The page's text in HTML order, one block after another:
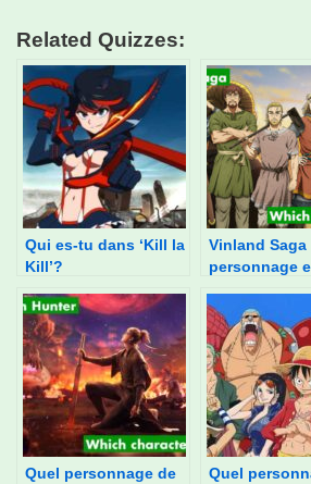
Related Quizzes:
Qui es-tu dans ‘Kill la
Kill’?
Vinland Saga
personnage
Quel personnage de
Quel